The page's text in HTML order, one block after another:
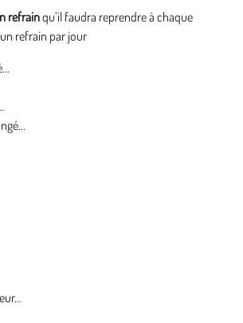
refrainqu’il faudra reprendre à chaque
refrain par jour